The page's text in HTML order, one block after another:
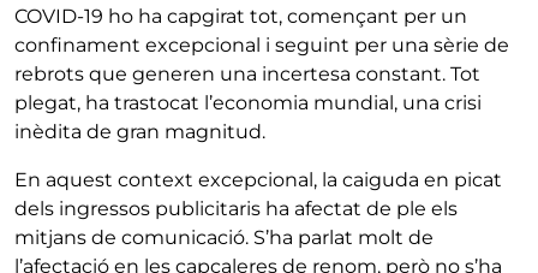
COVID-19 ho ha capgirat tot, començant per un
confinament excepcional i seguint per una sèrie de
rebrots que generen una incertesa constant. Tot
plegat, ha trastocat l’economia mundial, una crisi
inèdita de gran magnitud.
En aquest context excepcional, la caiguda en picat
dels ingressos publicitaris ha afectat de ple els
mitjans de comunicació. S’ha parlat molt de
l’afectació en les capçaleres de renom, però no s’ha